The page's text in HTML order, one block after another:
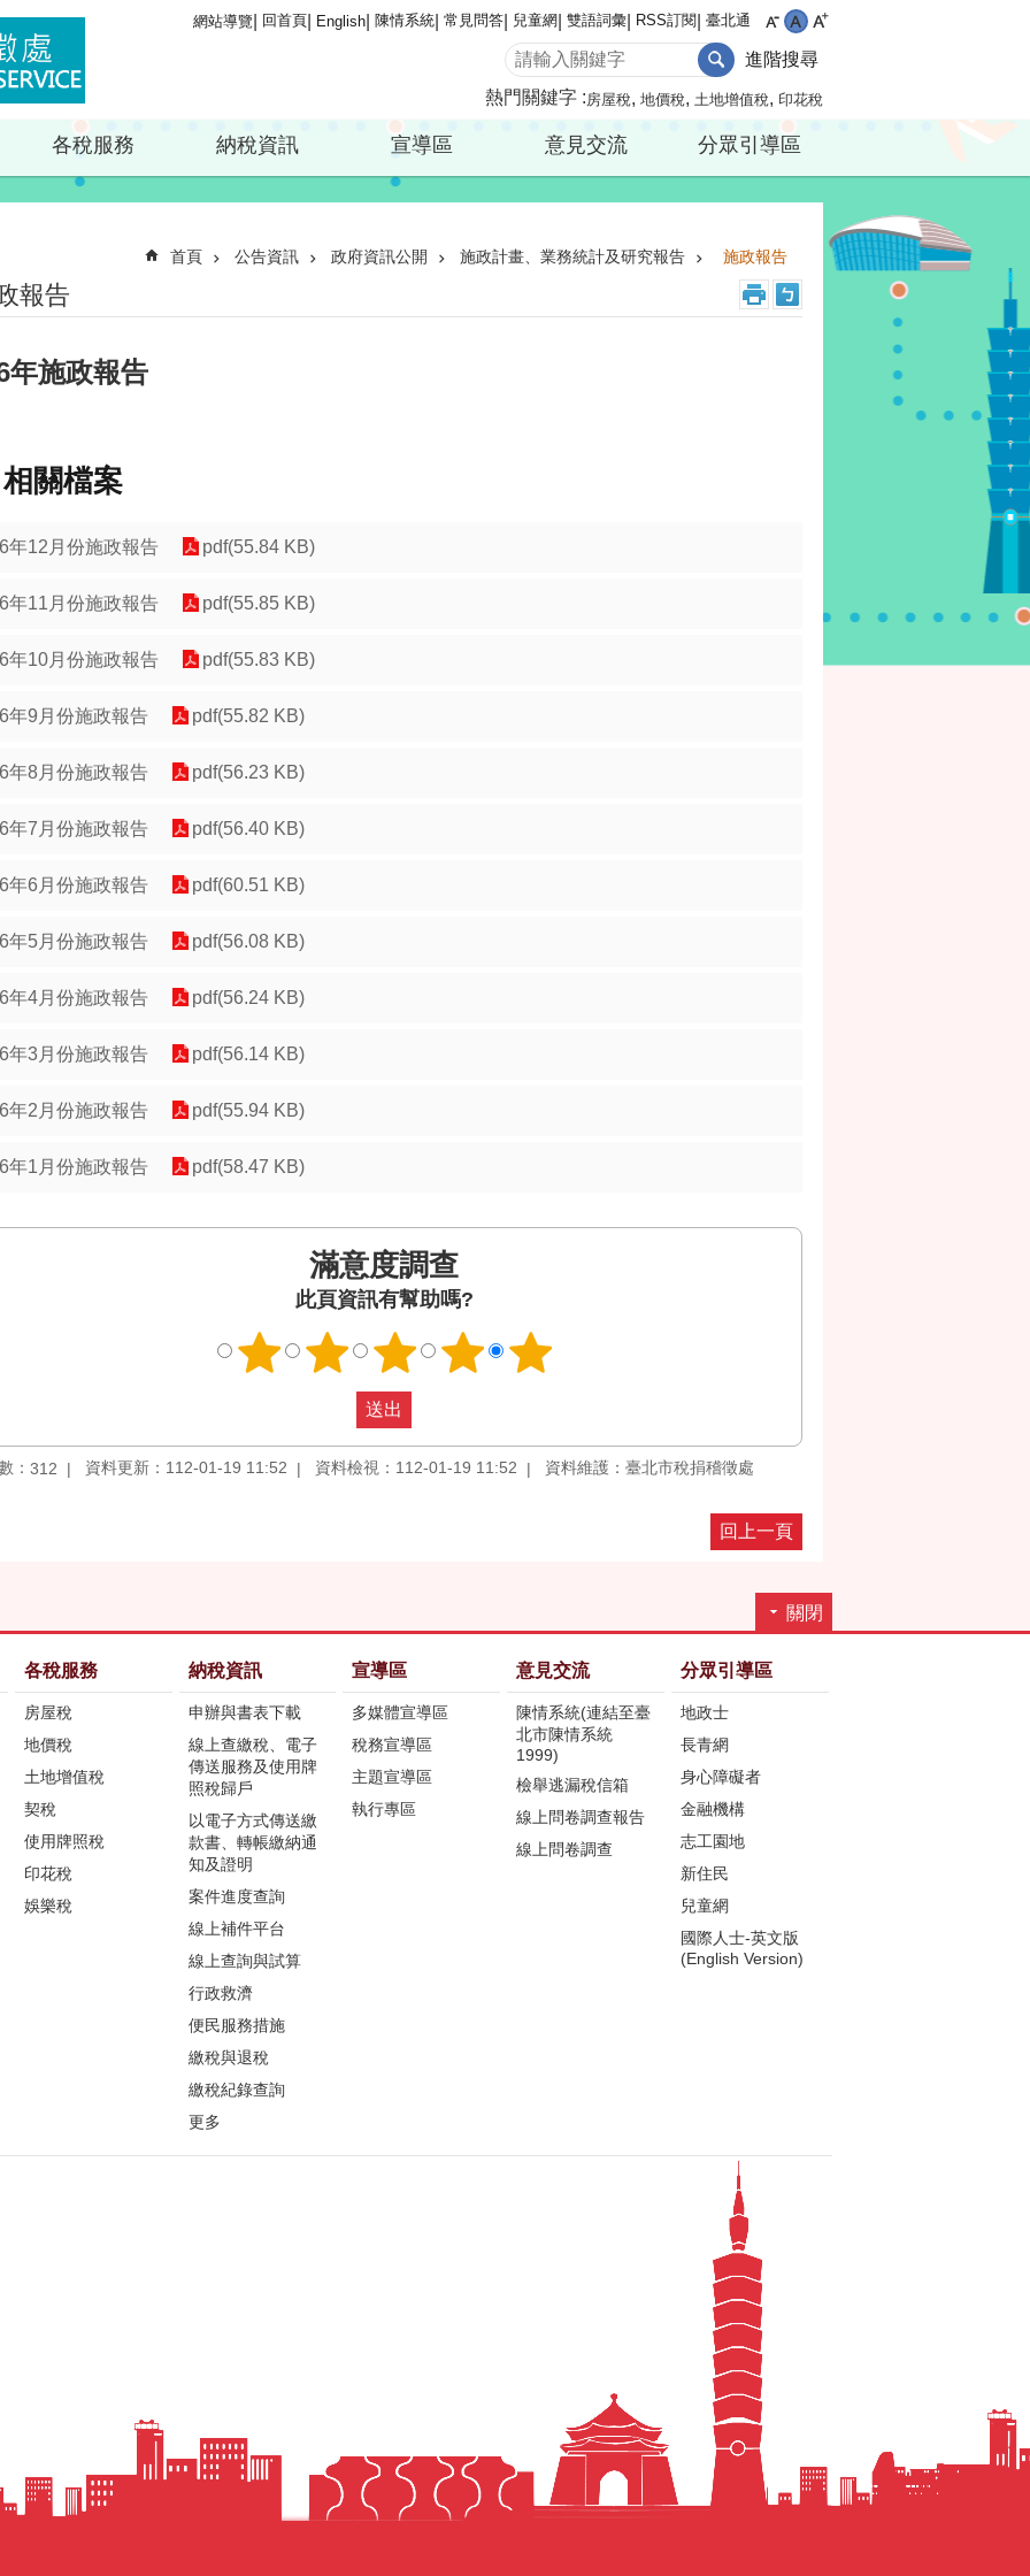
網站導覽 回首頁 English 陳情系統 常見問答 兒童網 雙語詞彙 RSS訂閱 臺北通
進階搜尋
熱門關鍵字
房屋稅 地價稅 土地增值稅 印花稅
各稅服務 納稅資訊 宣導區 意見交流 分眾引導區
首頁 公告資訊 政府資訊公開 施政計畫、業務統計及研究報告 施政報告
報告
年施政報告
相關檔案
年12月份施政報告 pdf(55.84 KB)
年11月份施政報告 pdf(55.85 KB)
年10月份施政報告 pdf(55.83 KB)
年9月份施政報告 pdf(55.82 KB)
年8月份施政報告 pdf(56.23 KB)
年7月份施政報告 pdf(56.40 KB)
年6月份施政報告 pdf(60.51 KB)
年5月份施政報告 pdf(56.08 KB)
年4月份施政報告 pdf(56.24 KB)
年3月份施政報告 pdf(56.14 KB)
年2月份施政報告 pdf(55.94 KB)
年1月份施政報告 pdf(58.47 KB)
滿意度調查
此頁資訊有幫助嗎?
： 312 資料更新：112-01-19 11:52 資料檢視：112-01-19 11:52 資料維護：臺北市稅捐稽徵處
回上一頁
關閉
各稅服務
房屋稅
地價稅
土地增值稅
契稅
使用牌照稅
印花稅
娛樂稅
納稅資訊
申辦與書表下載
線上查繳稅、電子
傳送服務及使用牌
照稅歸戶
以電子方式傳送繳
款書、轉帳繳納通
知及證明
案件進度查詢
線上補件平台
線上查詢與試算
行政救濟
便民服務措施
繳稅與退稅
繳稅紀錄查詢
更多
宣導區
多媒體宣導區
稅務宣導區
主題宣導區
執行專區
意見交流
陳情系統(連結至臺
北市陳情系統
1999)
檢舉逃漏稅信箱
線上問卷調查報告
線上問卷調查
分眾引導區
地政士
長青網
身心障礙者
金融機構
志工園地
新住民
兒童網
國際人士-英文版
(English Version)